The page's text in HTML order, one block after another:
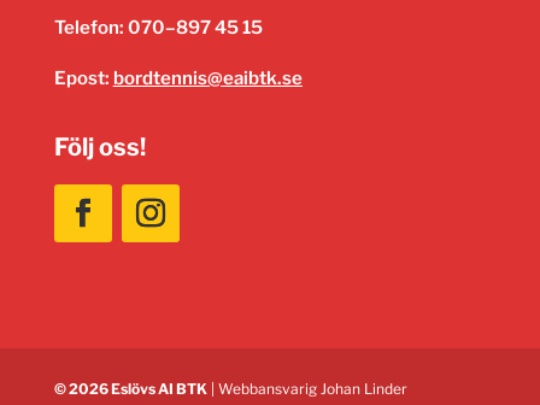
Telefon: 070–897 45 15
Epost: bordtennis@eaibtk.se
Följ oss!
© 2026 Eslövs AI BTK | Webbansvarig Johan Linder